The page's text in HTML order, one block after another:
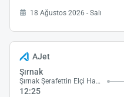
18 Ağustos 2026 - Salı
AJet
Şırnak
Şırnak Şerafettin Elçi Havalimanı
12:25